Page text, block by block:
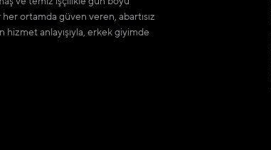
ortamda güven veren, abartısız
anlayışıyla, erkek giyimde